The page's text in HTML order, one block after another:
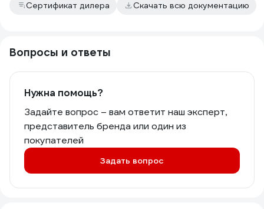
Сертификат дилера Скачать всю документацию
Вопросы и ответы
Нужна помощь?
Задайте вопрос – вам ответит наш эксперт,
представитель бренда или один из
покупателей
Задать вопрос